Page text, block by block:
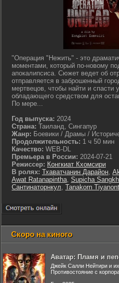
"Операция "Нежить" - это
моментами, который по-новому
апокалипсиса. Сюжет ведет об
отправляется в заброшенный
мертвецов, чтобы найти и спасти
обладающего средством для
По мере...
Год выпуска: 2024
Страна: Таиланд, Сингапур
Жанр: Боевики / Драмы /
Продолжительность: 1 ч 50 мин
Качество: WEB-DL
Премьера в России: 2024-07-21
Режиссер: Конгкиат Кхомсири
В ролях: Тхаватчанин Дарайон,
Awat Ratanapintha, Supicha
Сантинаторнкул, Tanakorn Tiyanont
Скоро на киного
Аватар: Пламя и
Джейк Салли Нейтири и
Противостояние с